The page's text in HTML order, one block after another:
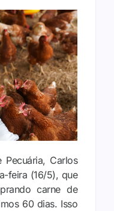
Carlos
feira (16/5), que
carne de
60 dias. Isso